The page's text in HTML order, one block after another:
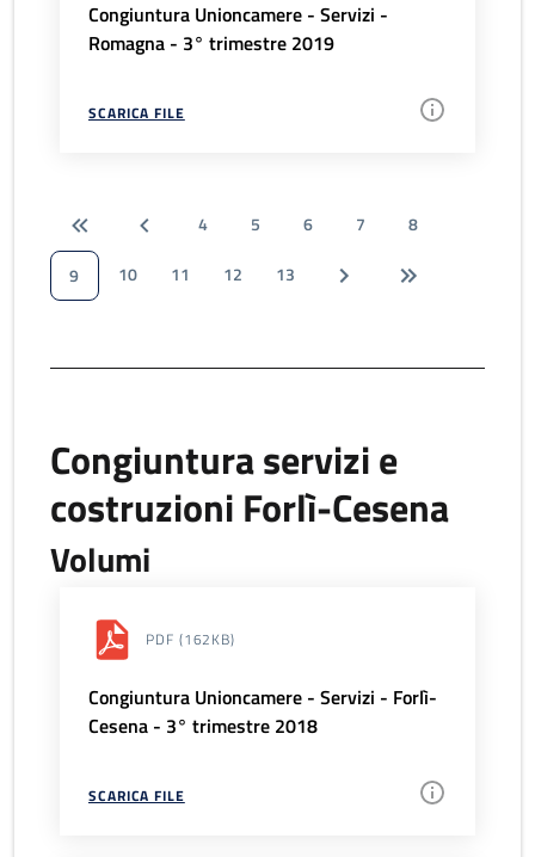
Congiuntura Unioncamere - Servizi -
Romagna - 3° trimestre 2019
SCARICA FILE
4 5 6 7
8
9
10 11 12 13
Congiuntura servizi e
costruzioni Forlì-Cesena
Volumi
PDF (162KB)
Congiuntura Unioncamere - Servizi - Forlì-
Cesena - 3° trimestre 2018
SCARICA FILE